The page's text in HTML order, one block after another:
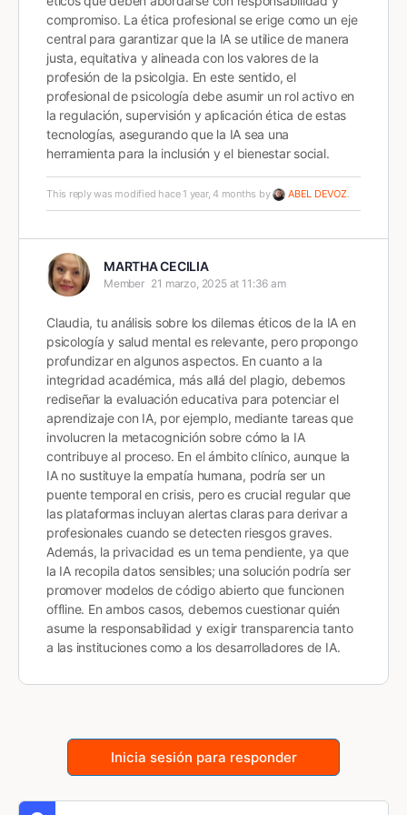
compromiso. La ética profesional se erige como un eje
central para garantizar que la IA se utilice de manera
justa, equitativa y alineada con los valores de la
profesión de la psicolgia. En este sentido, el
profesional de psicología debe asumir un rol activo en
la regulación, supervisión y aplicación ética de estas
tecnologías, asegurando que la IA sea una
herramienta para la inclusión y el bienestar social.
This reply was modified hace 1 year, 4 months by ABEL DEVOZ.
MARTHA CECILIA
Member 21 marzo, 2025 at 11:36 am
Claudia, tu análisis sobre los dilemas éticos de la IA en
psicología y salud mental es relevante, pero propongo
profundizar en algunos aspectos. En cuanto a la
integridad académica, más allá del plagio, debemos
rediseñar la evaluación educativa para potenciar el
aprendizaje con IA, por ejemplo, mediante tareas que
involucren la metacognición sobre cómo la IA
contribuye al proceso. En el ámbito clínico, aunque la
IA no sustituye la empatía humana, podría ser un
puente temporal en crisis, pero es crucial regular que
las plataformas incluyan alertas claras para derivar a
profesionales cuando se detecten riesgos graves.
Además, la privacidad es un tema pendiente, ya que
la IA recopila datos sensibles; una solución podría ser
promover modelos de código abierto que funcionen
offline. En ambos casos, debemos cuestionar quién
asume la responsabilidad y exigir transparencia tanto
a las instituciones como a los desarrolladores de IA.
Inicia sesión para responder